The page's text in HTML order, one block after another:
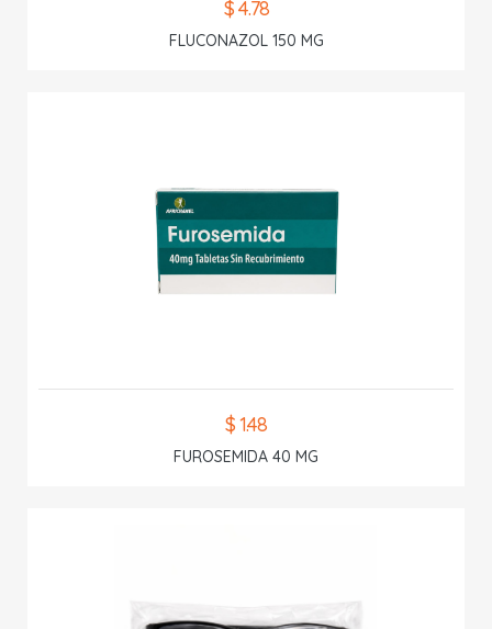
$ 4.78
FLUCONAZOL 150 MG
$ 1.48
FUROSEMIDA 40 MG